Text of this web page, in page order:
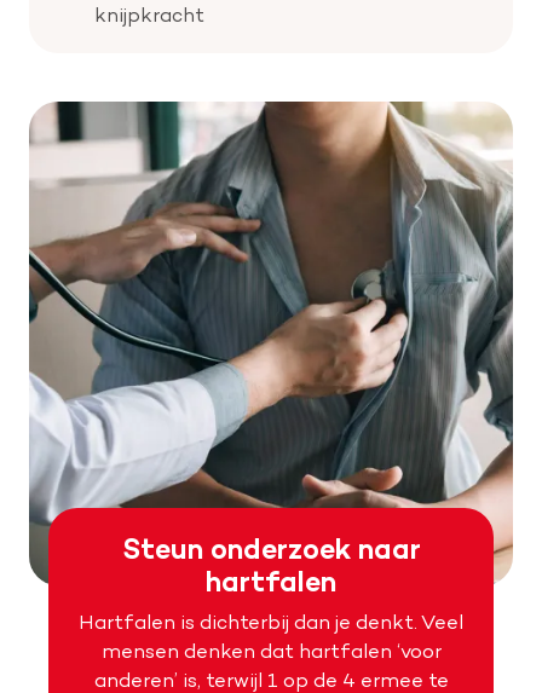
knijpkracht
Steun onderzoek naar
hartfalen
Hartfalen is dichterbij dan je denkt. Veel
mensen denken dat hartfalen ‘voor
anderen’ is, terwijl 1 op de 4 ermee te